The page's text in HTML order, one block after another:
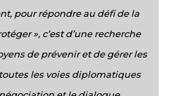
pour répondre au défi de la
», c’est d’une recherche
de prévenir et de gérer les
les voies diplomatiques